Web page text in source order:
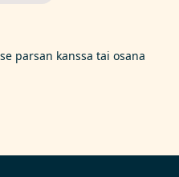
parsan kanssa tai osana